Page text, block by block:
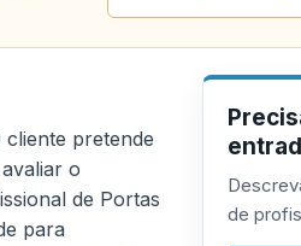
pretende
o
de Portas
para
de